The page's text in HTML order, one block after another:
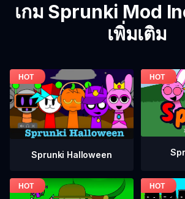
เกม Sprunki Mod
เพิ่มเติม
Sprunki Halloween